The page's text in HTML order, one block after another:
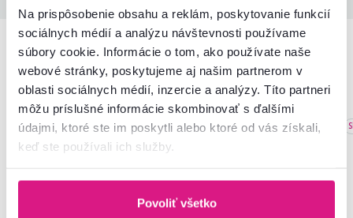
Na prispôsobenie obsahu a reklám, poskytovanie funkcií
sociálnych médií a analýzu návštevnosti používame
súbory cookie. Informácie o tom, ako používate naše
webové stránky, poskytujeme aj našim partnerom v
oblasti sociálnych médií, inzercie a analýzy. Títo partneri
môžu príslušné informácie skombinovať s ďalšími
údajmi, ktoré ste im poskytli alebo ktoré od vás získali,
keď ste používali ich služby.
Povoliť všetko
Podobné produkty
Slovenský výrobok
Produkt roku
Slovenský výrobok